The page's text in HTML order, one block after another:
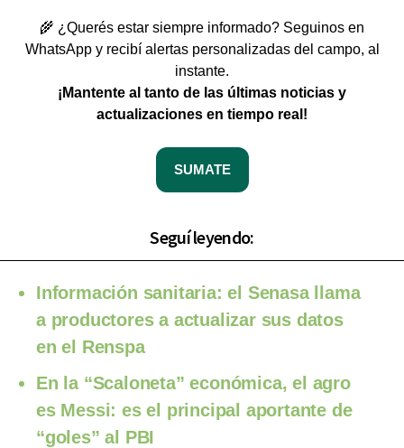
🌾 ¿Querés estar siempre informado? Seguinos en
WhatsApp y recibí alertas personalizadas del campo, al
instante.
¡Mantente al tanto de las últimas noticias y
actualizaciones en tiempo real!
SUMATE
Seguí leyendo:
Información sanitaria: el Senasa llama
a productores a actualizar sus datos
en el Renspa
En la “Scaloneta” económica, el agro
es Messi: es el principal aportante de
“goles” al PBI